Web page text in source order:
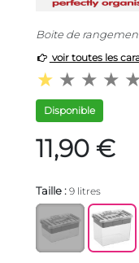
Boite de
voir toutes les
Disponible
11,90 €
Taille : 9 litres